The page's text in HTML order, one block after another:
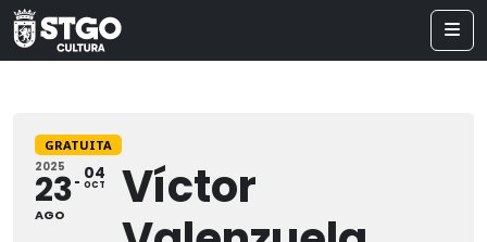
GRATUITA
2025
23
AGO
04
OCT
Víctor